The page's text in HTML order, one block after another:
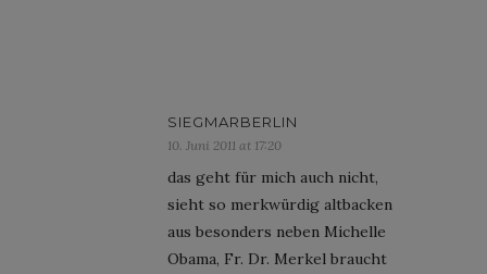
SIEGMARBERLIN
10. Juni 2011 at 17:20
das geht für mich auch nicht,
sieht so merkwürdig altbacken
aus besonders neben Michelle
Obama, Fr. Dr. Merkel braucht